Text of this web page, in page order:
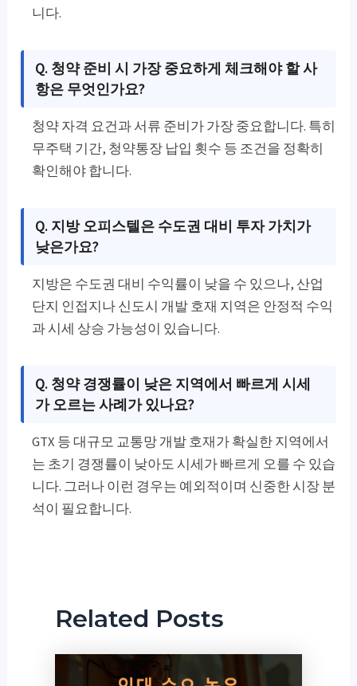
니다.
Q. 청약 준비 시 가장 중요하게 체크해야 할 사
항은 무엇인가요?
청약 자격 요건과 서류 준비가 가장 중요합니다. 특히
무주택 기간, 청약통장 납입 횟수 등 조건을 정확히
확인해야 합니다.
Q. 지방 오피스텔은 수도권 대비 투자 가치가
낮은가요?
지방은 수도권 대비 수익률이 낮을 수 있으나, 산업
단지 인접지나 신도시 개발 호재 지역은 안정적 수익
과 시세 상승 가능성이 있습니다.
Q. 청약 경쟁률이 낮은 지역에서 빠르게 시세
가 오르는 사례가 있나요?
GTX 등 대규모 교통망 개발 호재가 확실한 지역에서
는 초기 경쟁률이 낮아도 시세가 빠르게 오를 수 있습
니다. 그러나 이런 경우는 예외적이며 신중한 시장 분
석이 필요합니다.
Related Posts